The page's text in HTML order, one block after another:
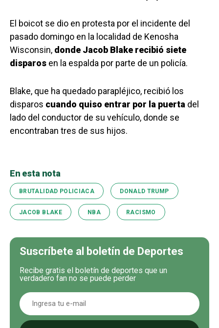
El boicot se dio en protesta por el incidente del
pasado domingo en la localidad de Kenosha
Wisconsin, donde Jacob Blake recibió siete
disparos en la espalda por parte de un policía.
Blake, que ha quedado parapléjico, recibió los
disparos cuando quiso entrar por la puerta del
lado del conductor de su vehículo, donde se
encontraban tres de sus hijos.
En esta nota
BRUTALIDAD POLICIACA DONALD TRUMP
JACOB BLAKE NBA RACISMO
Suscríbete al boletín de Deportes
Recibe gratis el boletín de deportes que un
verdadero fan no se puede perder